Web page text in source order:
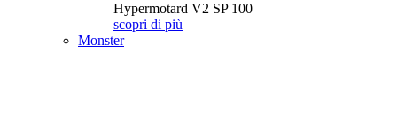
Hypermotard V2 SP 100
scopri di più
Monster